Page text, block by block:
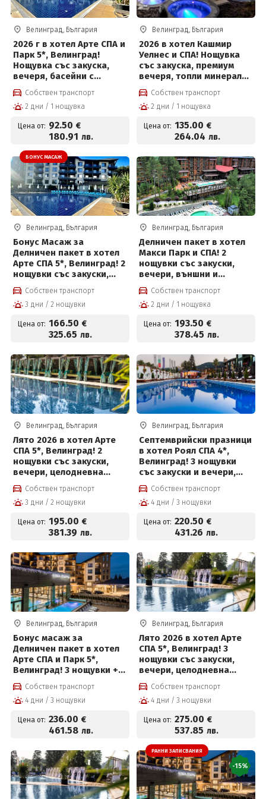
Велинград, България
2026 г в хотел Арте СПА и
Парк 5*, Велинград!
Нощувка със закуска,
вечеря, басейни с
минерална вода и СПА
център + Безплатно за
деца до 12г на цени от
Собствен транспорт
2 дни / 1 нощувка
Цена от: 92.50 €
180.91 лв.
Велинград, България
2026 в хотел Кашмир
Уелнес и СПА! Нощувка
със закуска, премиум
вечеря, топли минерални
басейни, външни топила
и СПА център
Собствен транспорт
2 дни / 1 нощувка
Цена от: 135.00 €
264.04 лв.
БОНУС МАСАЖ
Велинград, България
Бонус Масаж за
Делничен пакет в хотел
Арте СПА 5*, Велинград! 2
нощувки със закуски,
вечери, масаж,
вътрешен и външен
басейн с минерална вода
за деца до 12 г
Собствен транспорт
3 дни / 2 нощувки
Цена от: 166.50 €
325.65 лв.
Велинград, България
Делничен пакет в хотел
Макси Парк и СПА! 2
нощувки със закуски,
вечери, външни и
вътрешни басейни с
минерална вода,
джакузи, топила и
деца до 12г на цени от
193.50 евро на човек
Собствен транспорт
2 дни / 1 нощувка
Цена от: 193.50 €
378.45 лв.
Велинград, България
Лято 2026 в хотел Арте
СПА 5*, Велинград! 2
нощувки със закуски,
вечери, целодневна
детска анимация,
вътрешен и външен
басейн с минерална вода
за деца до 12 г
Собствен транспорт
3 дни / 2 нощувки
Цена от: 195.00 €
381.39 лв.
Велинград, България
Септемврийски празници
в хотел Роял СПА 4*,
Велинград! 3 нощувки
със закуски и вечери,
детска анимация и СПА
център на цени от 220.50
евро на човек
Собствен транспорт
4 дни / 3 нощувки
Цена от: 220.50 €
431.26 лв.
Велинград, България
Бонус масаж за
Делничен пакет в хотел
Арте СПА и Парк 5*,
Велинград! 3 нощувки +
закуски, вечери,
частичен масаж,
вътрешен басейн с
пакет и Безплатно за
деца до 12 г
Собствен транспорт
4 дни / 3 нощувки
Цена от: 236.00 €
461.58 лв.
Велинград, България
Лято 2026 в хотел Арте
СПА 5*, Велинград! 3
нощувки със закуски,
вечери, целодневна
детска анимация,
вътрешен и външен
басейн с минерална вода
за деца до 12 г
Собствен транспорт
4 дни / 3 нощувки
Цена от: 275.00 €
537.85 лв.
РАННИ ЗАПИСВАНИЯ
-15%